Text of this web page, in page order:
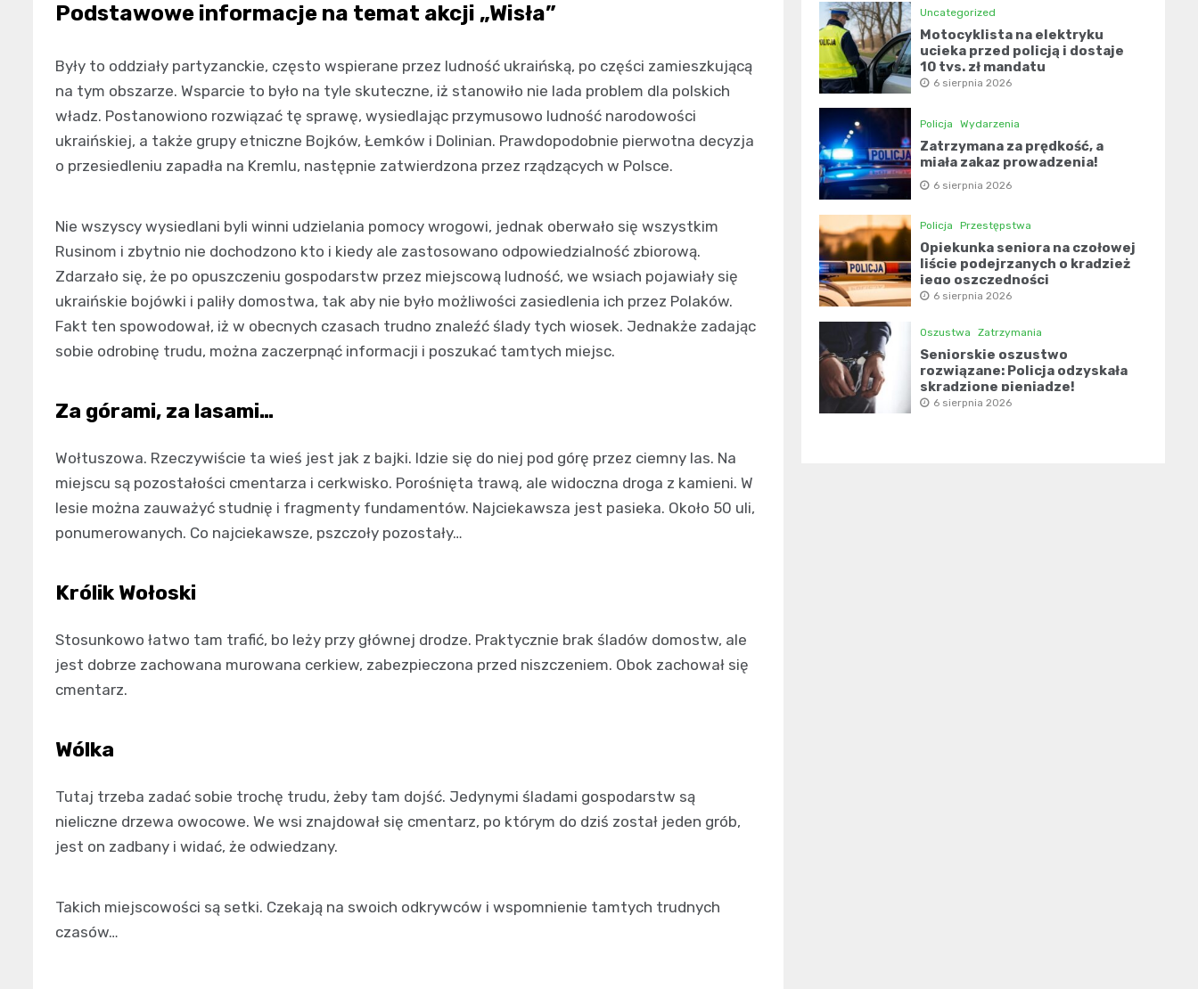
Podstawowe informacje na temat akcji „Wisła”
Były to oddziały partyzanckie, często wspierane przez ludność ukraińską, po części zamieszkującą
na tym obszarze. Wsparcie to było na tyle skuteczne, iż stanowiło nie lada problem dla polskich
władz. Postanowiono rozwiązać tę sprawę, wysiedlając przymusowo ludność narodowości
ukraińskiej, a także grupy etniczne Bojków, Łemków i Dolinian. Prawdopodobnie pierwotna decyzja
o przesiedleniu zapadła na Kremlu, następnie zatwierdzona przez rządzących w Polsce.
Nie wszyscy wysiedlani byli winni udzielania pomocy wrogowi, jednak oberwało się wszystkim
Rusinom i zbytnio nie dochodzono kto i kiedy ale zastosowano odpowiedzialność zbiorową.
Zdarzało się, że po opuszczeniu gospodarstw przez miejscową ludność, we wsiach pojawiały się
ukraińskie bojówki i paliły domostwa, tak aby nie było możliwości zasiedlenia ich przez Polaków.
Fakt ten spowodował, iż w obecnych czasach trudno znaleźć ślady tych wiosek. Jednakże zadając
sobie odrobinę trudu, można zaczerpnąć informacji i poszukać tamtych miejsc.
Za górami, za lasami…
Wołtuszowa. Rzeczywiście ta wieś jest jak z bajki. Idzie się do niej pod górę przez ciemny las. Na
miejscu są pozostałości cmentarza i cerkwisko. Porośnięta trawą, ale widoczna droga z kamieni. W
lesie można zauważyć studnię i fragmenty fundamentów. Najciekawsza jest pasieka. Około 50 uli,
ponumerowanych. Co najciekawsze, pszczoły pozostały…
Królik Wołoski
Stosunkowo łatwo tam trafić, bo leży przy głównej drodze. Praktycznie brak śladów domostw, ale
jest dobrze zachowana murowana cerkiew, zabezpieczona przed niszczeniem. Obok zachował się
cmentarz.
Wólka
Tutaj trzeba zadać sobie trochę trudu, żeby tam dojść. Jedynymi śladami gospodarstw są
nieliczne drzewa owocowe. We wsi znajdował się cmentarz, po którym do dziś został jeden grób,
jest on zadbany i widać, że odwiedzany.
Takich miejscowości są setki. Czekają na swoich odkrywców i wspomnienie tamtych trudnych
czasów…
Uncategorized
Motocyklista na elektryku
ucieka przed policją i dostaje
10 tys. zł mandatu
6 sierpnia 2026
Policja Wydarzenia
Zatrzymana za prędkość, a
miała zakaz prowadzenia!
6 sierpnia 2026
Policja Przestępstwa
Opiekunka seniora na czołowej
liście podejrzanych o kradzież
jego oszczędności
6 sierpnia 2026
Oszustwa Zatrzymania
Seniorskie oszustwo
rozwiązane: Policja odzyskała
skradzione pieniądze!
6 sierpnia 2026